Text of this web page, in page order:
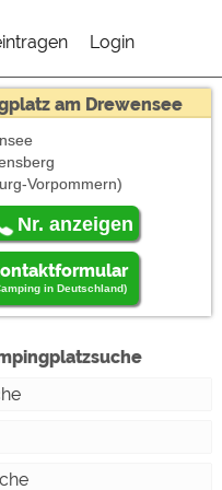
Login
am Drewensee
Vorpommern)
Nr. anzeigen
in Deutschland)